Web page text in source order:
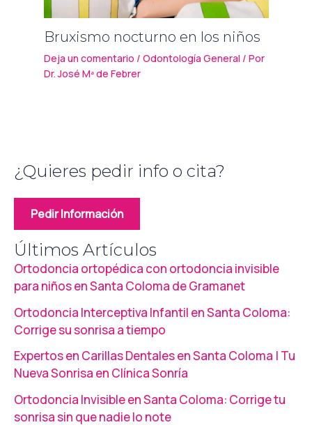
Bruxismo nocturno en los niños
Deja un comentario / Odontología General / Por
Dr. José Mª de Febrer
¿Quieres pedir info o cita?
Pedir Información
Últimos Artículos
Ortodoncia ortopédica con ortodoncia invisible
para niños en Santa Coloma de Gramanet
Ortodoncia Interceptiva Infantil en Santa Coloma:
Corrige su sonrisa a tiempo
Expertos en Carillas Dentales en Santa Coloma | Tu
Nueva Sonrisa en Clínica Sonría
Ortodoncia Invisible en Santa Coloma: Corrige tu
sonrisa sin que nadie lo note